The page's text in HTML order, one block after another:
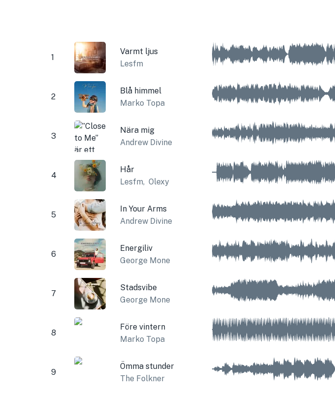
1
Varmt ljus
Lesfm
2
Blå himmel
Marko Topa
3
Nära mig
Andrew Divine
4
Hår
Lesfm, Olexy
5
In Your Arms
Andrew Divine
6
Energiliv
George Mone
7
Stadsvibe
George Mone
8
Före vintern
Marko Topa
9
Ömma stunder
The Folkner